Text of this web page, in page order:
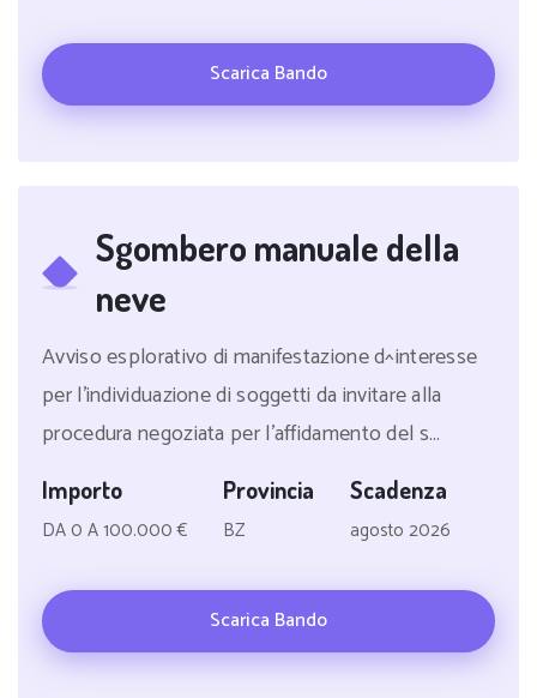
Scarica Bando
Sgombero manuale della
neve
Avviso esplorativo di manifestazione d^interesse
per l'individuazione di soggetti da invitare alla
procedura negoziata per l'affidamento del s...
Importo
DA 0 A 100.000 €
Provincia
BZ
Scadenza
agosto 2026
Scarica Bando